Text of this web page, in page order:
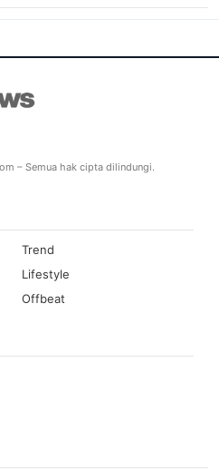
– Semua hak cipta dilindungi.
Trend
Lifestyle
Offbeat